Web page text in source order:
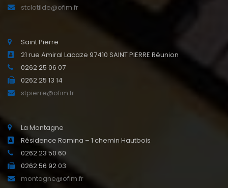
stclotilde@ofim.fr
Saint Pierre
21 rue Amiral Lacaze 97410 SAINT PIERRE Réunion
0262 25 06 07
0262 25 13 14
stpierre@ofim.fr
La Montagne
Résidence Romina – 1 chemin Hautbois
0262 23 50 60
0262 56 92 03
montagne@ofim.fr